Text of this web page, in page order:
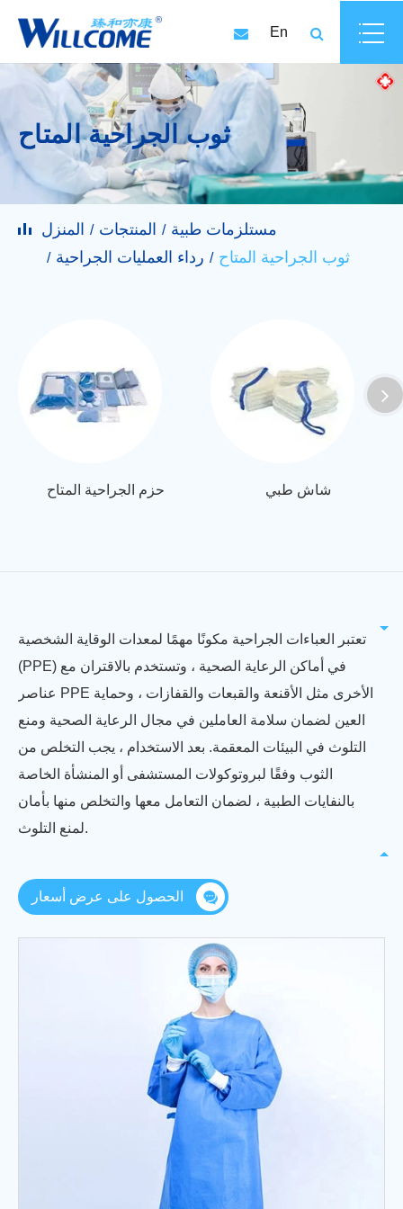
En
ثوب الجراحية المتاح
المنزل المنتجات
مستلزمات طبية
رداء العمليات الجراحية
ثوب الجراحية المتاح
حزم الجراحية المتاح شاش طبي
تعتبر العباءات الجراحية مكونًا مهمًا لمعدات الوقاية الشخصية
(PPE) في أماكن الرعاية الصحية ، وتستخدم بالاقتران مع
عناصر PPE الأخرى مثل الأقنعة والقبعات والقفازات ، وحماية
العين لضمان سلامة العاملين في مجال الرعاية الصحية ومنع
التلوث في البيئات المعقمة. بعد الاستخدام ، يجب التخلص من
الثوب وفقًا لبروتوكولات المستشفى أو المنشأة الخاصة
بالنفايات الطبية ، لضمان التعامل معها والتخلص منها بأمان
لمنع التلوث.